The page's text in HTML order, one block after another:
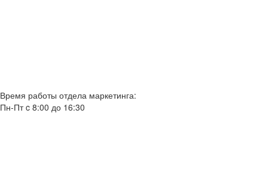
Время работы отдела маркетинга:
Пн-Пт c 8:00 до 16:30